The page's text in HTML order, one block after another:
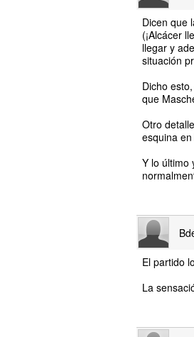
Dicen que
(¡Alcácer
llegar y
situación
Dicho
que
Otro
esquina
Y lo último
El partido
La